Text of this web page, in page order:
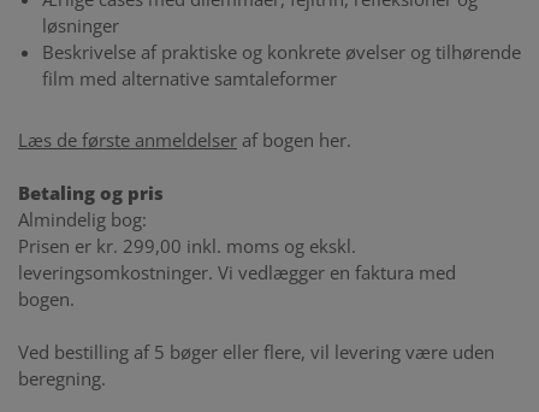
løsninger
Beskrivelse af praktiske og konkrete øvelser og tilhørende
film med alternative samtaleformer
Læs de første anmeldelser af bogen her.
Betaling og pris
Almindelig bog:
Prisen er kr. 299,00 inkl. moms og ekskl.
leveringsomkostninger. Vi vedlægger en faktura med
bogen.
Ved bestilling af 5 bøger eller flere, vil levering være uden
beregning.